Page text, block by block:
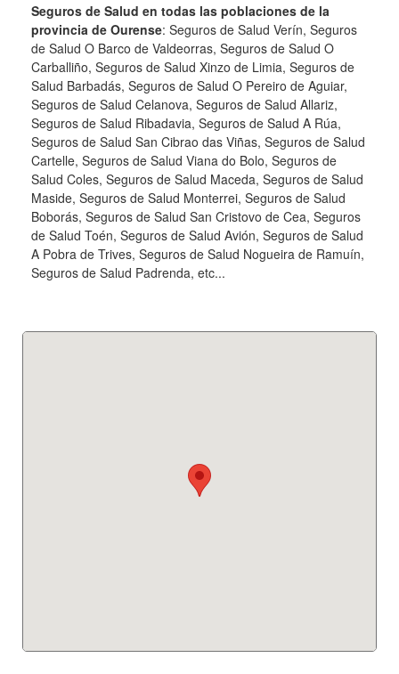
Seguros de Salud en todas las poblaciones de la
provincia de Ourense: Seguros de Salud Verín, Seguros
de Salud O Barco de Valdeorras, Seguros de Salud O
Carballiño, Seguros de Salud Xinzo de Limia, Seguros de
Salud Barbadás, Seguros de Salud O Pereiro de Aguiar,
Seguros de Salud Celanova, Seguros de Salud Allariz,
Seguros de Salud Ribadavia, Seguros de Salud A Rúa,
Seguros de Salud San Cibrao das Viñas, Seguros de Salud
Cartelle, Seguros de Salud Viana do Bolo, Seguros de
Salud Coles, Seguros de Salud Maceda, Seguros de Salud
Maside, Seguros de Salud Monterrei, Seguros de Salud
Boborás, Seguros de Salud San Cristovo de Cea, Seguros
de Salud Toén, Seguros de Salud Avión, Seguros de Salud
A Pobra de Trives, Seguros de Salud Nogueira de Ramuín,
Seguros de Salud Padrenda, etc...